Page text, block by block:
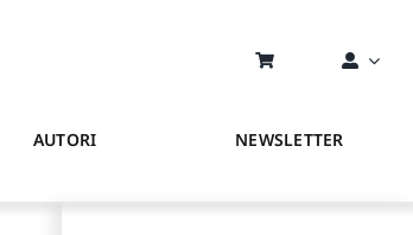
AUTORI NEWSLETTER